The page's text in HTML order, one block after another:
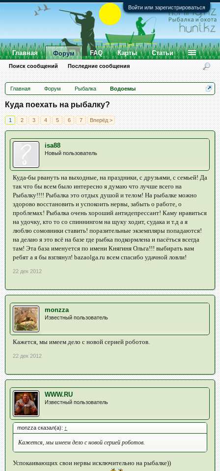
Войти или зарегистрироваться
Главная Форум Рыбалка Водоемы
Куда поехать на рыбалку?
1 2 3 4 5 6 7 Вперёд >
isa88
Новый пользователь
Куда-бы рвануть на выходные, на праздники, с друзьями, с семьей! Да
так что бы всем было интересно я думаю что лучше всего на
Рыбалку!!!! Рыбалка это отдых душой и телом! На рыбалке можно
здорово восстановить и успокоить нервы, забыть о работе, о
проблемах! Рыбалка очень хороший антидепрессант! Каму нравиться
на удочку, кто то со спиннингом на щуку ходит, судака и т.д а я
люблю сомовники ставить! поразительные экземпляры попадаются!
на делаю я это всё на базе где рыбка подкормлена и пасёться всегда
там! Эта база именуется по имени Княгиня Ольга!!! выбирать вам
ребят а я бы взглянул! bazaolga.ru всем спасибо удачной ловли!
22 дек 2012
monzza
Известный пользователь
Кажется, мы имеем дело с новой серией роботов.
22 дек 2012
WWW.RU
Известный пользователь
monzza сказал(а): ↑
Кажется, мы имеем дело с новой серией роботов.
Успокаивающих свои нервы исключительно на рыбалке))
Главная Форум
Поиск сообщений Последние сообщения
FAQ Карты Статьи